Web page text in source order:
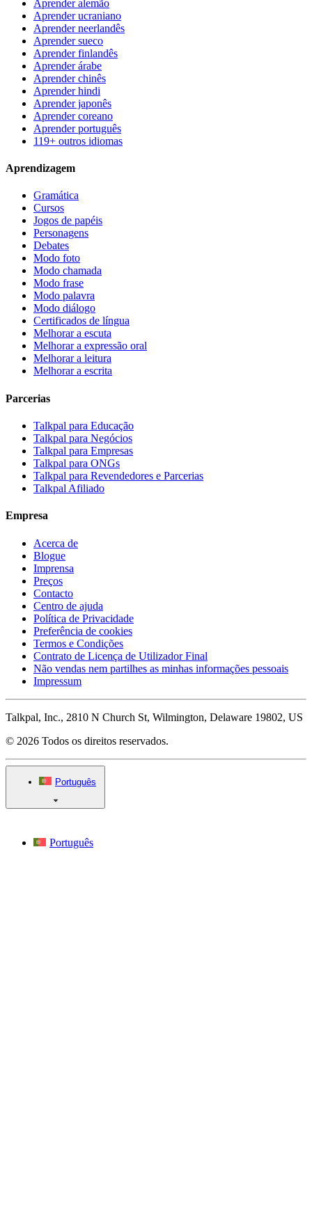
Aprender alemão
Aprender ucraniano
Aprender neerlandês
Aprender sueco
Aprender finlandês
Aprender árabe
Aprender chinês
Aprender hindi
Aprender japonês
Aprender coreano
Aprender português
119+ outros idiomas
Aprendizagem
Gramática
Cursos
Jogos de papéis
Personagens
Debates
Modo foto
Modo chamada
Modo frase
Modo palavra
Modo diálogo
Certificados de língua
Melhorar a escuta
Melhorar a expressão oral
Melhorar a leitura
Melhorar a escrita
Parcerias
Talkpal para Educação
Talkpal para Negócios
Talkpal para Empresas
Talkpal para ONGs
Talkpal para Revendedores e Parcerias
Talkpal Afiliado
Empresa
Acerca de
Blogue
Imprensa
Preços
Contacto
Centro de ajuda
Política de Privacidade
Preferência de cookies
Termos e Condições
Contrato de Licença de Utilizador Final
Não vendas nem partilhes as minhas informações pessoais
Impressum
Talkpal, Inc., 2810 N Church St, Wilmington, Delaware 19802, US
© 2026 Todos os direitos reservados.
Português
Português